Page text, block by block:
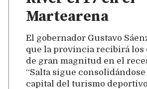
Martearena
El gobernador Gustavo
que la provincia recibirá los
de gran magnitud en el
“Salta sigue consolidándose
capital del turismo